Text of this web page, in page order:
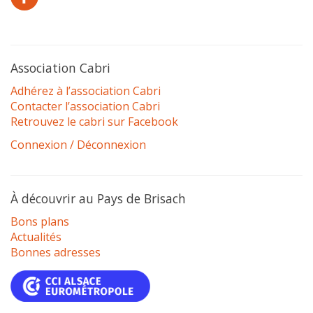
Association Cabri
Adhérez à l’association Cabri
Contacter l’association Cabri
Retrouvez le cabri sur Facebook
Connexion / Déconnexion
À découvrir au Pays de Brisach
Bons plans
Actualités
Bonnes adresses